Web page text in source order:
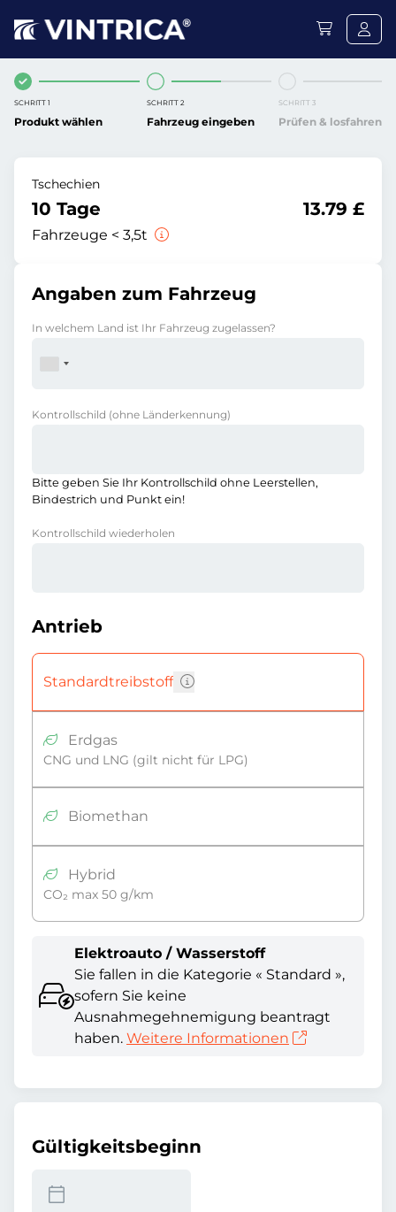
SCHRITT 1
Produkt wählen
SCHRITT 2
Fahrzeug eingeben
SCHRITT 3
Prüfen & losfahren
Tschechien
10 Tage
Fahrzeuge < 3,5t
13.79 £
Angaben zum Fahrzeug
In welchem Land ist Ihr Fahrzeug zugelassen?
Kontrollschild (ohne Länderkennung)
Bitte geben Sie Ihr Kontrollschild ohne Leerstellen,
Bindestrich und Punkt ein!
Kontrollschild wiederholen
Antrieb
Standardtreibstoff
Erdgas
CNG und LNG (gilt nicht für LPG)
Biomethan
Hybrid
CO₂ max 50 g/km
Elektroauto / Wasserstoff
Sie fallen in die Kategorie « Standard »,
sofern Sie keine
Ausnahmegehnemigung beantragt
haben. Weitere Informationen
Gültigkeitsbeginn